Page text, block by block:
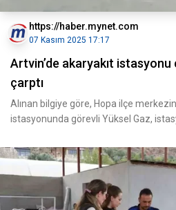
https://haber.mynet.com
07 Kasım 2025 17:17
Artvin’de akaryakıt istasyonu
çarptı
Alınan bilgiye göre, Hopa ilçe
istasyonunda görevli Yüksel Gaz,